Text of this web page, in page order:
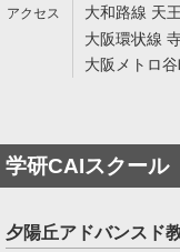
大和路線 天
大阪環状線
大阪メトロ
学研CAIスクール
夕陽丘アドバンスド